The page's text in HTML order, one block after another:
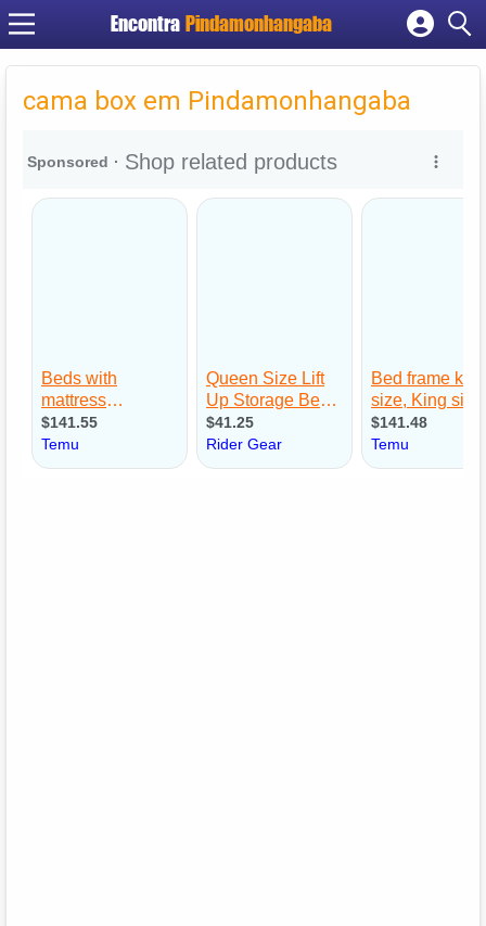
Encontra Pindamonhangaba
Cadastrar empresa
Criar conta
cama box em Pindamonhangaba